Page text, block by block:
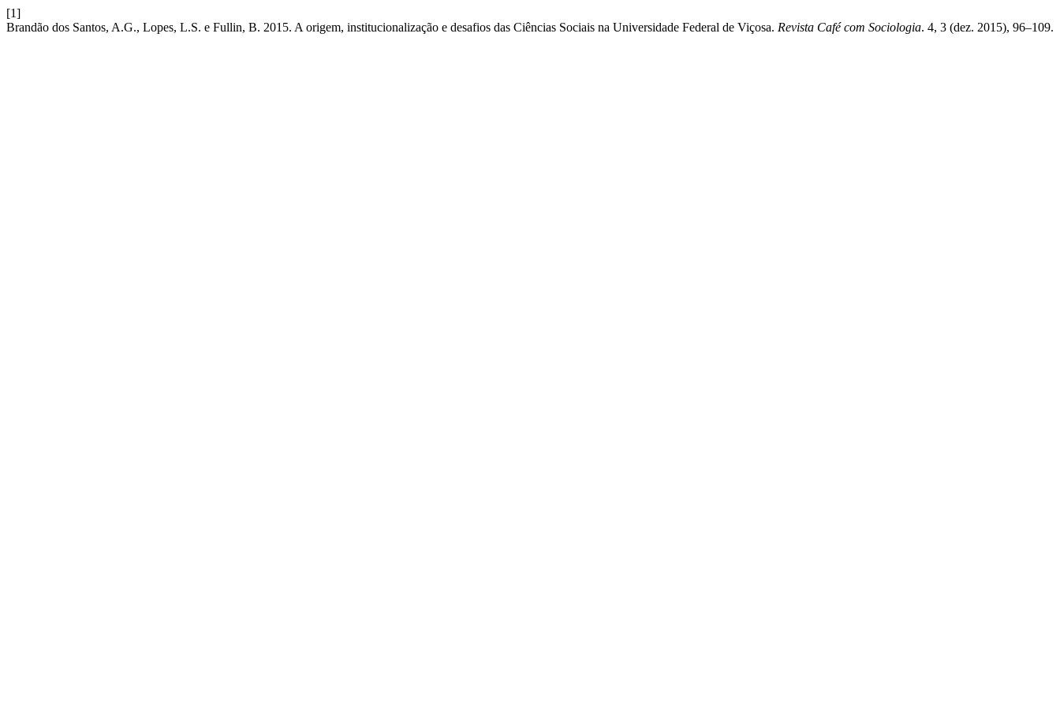
[1]
Brandão dos Santos, A.G., Lopes, L.S. e Fullin, B. 2015. A origem, institucionalização e desafios das Ciências Sociais na Universidade Federal de Viçosa. Revista Café com Sociologia. 4, 3 (dez. 2015), 96–109.